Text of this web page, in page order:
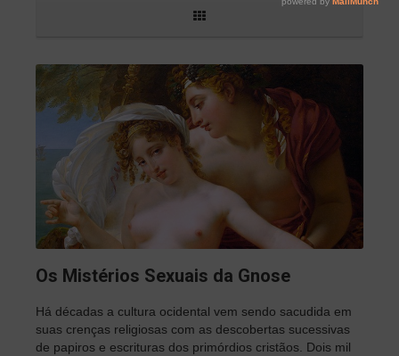
Os Mistérios Sexuais da Gnose
Há décadas a cultura ocidental vem sendo sacudida em
suas crenças religiosas com as descobertas sucessivas
de papiros e escrituras dos primórdios cristãos. Dois mil